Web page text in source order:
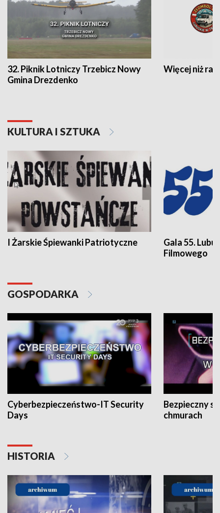
32. Piknik Lotniczy Trzebicz Nowy
Gmina Drezdenko
Więcej niż rajd
KULTURA I SZTUKA
I Żarskie Śpiewanki Patriotyczne
Gala 55.
Filmowego
GOSPODARKA
Cyberbezpieczeństwo-IT Security
Days
Bezpieczny
chmurach
HISTORIA